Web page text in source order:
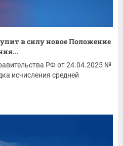
в силу новое Положение
РФ от 24.04.2025 №
исчисления средней